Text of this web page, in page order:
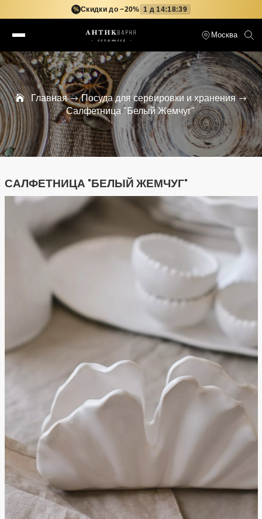
% Скидки до −20% 1 д 14:18:39
Москва
Главная
Посуда для сервировки и хранения
Салфетница "Белый Жемчуг"
САЛФЕТНИЦА "БЕЛЫЙ ЖЕМЧУГ"